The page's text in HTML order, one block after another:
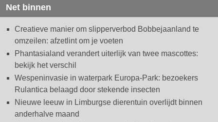
Net binnen
Creatieve manier om slipperverbod Bobbejaanland te
omzeilen: afzetlint om je voeten
Phantasialand verandert uiterlijk van twee mascottes:
bekijk het verschil
Wespeninvasie in waterpark Europa-Park: bezoekers
Rulantica belaagd door stekende insecten
Nieuwe leeuw in Limburgse dierentuin overlijdt binnen
anderhalve maand